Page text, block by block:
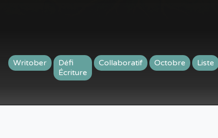
Writober
Défi
Écriture
Collaboratif Octobre Liste